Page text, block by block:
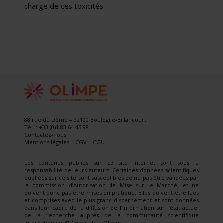
charge de ces toxicités.
88 rue du Dôme – 92100 Boulogne-Billancourt
Tél. : +33 (0)1 83 64 45 98
Contactez-nous
Mentions légales– CGV– CGU
Les contenus publiés sur ce site internet sont sous la
responsabilité de leurs auteurs. Certaines données scientifiques
publiées sur ce site sont susceptibles de ne pas être validées par
la commission d’Autorisation de Mise sur le Marché, et ne
doivent donc pas être mises en pratique. Elles doivent être lues
et comprises avec le plus grand discernement et sont données
dans leur cadre de la diffusion de l’information sur l’état actuel
de la recherche auprès de la communauté scientifique